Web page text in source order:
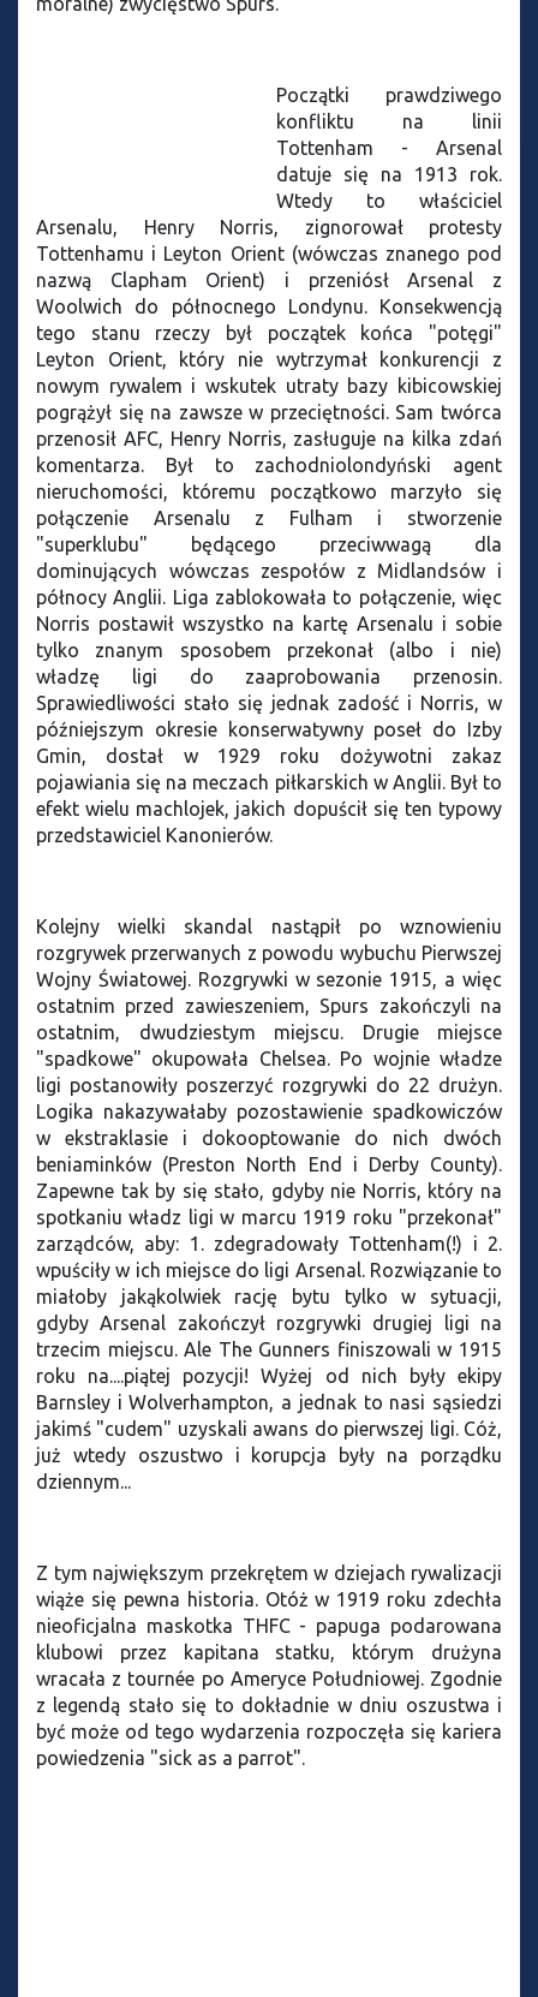
Początki prawdziwego
konfliktu na linii
Tottenham - Arsenal
datuje się na 1913 rok.
Wtedy to właściciel
Arsenalu, Henry Norris, zignorował protesty
Tottenhamu i Leyton Orient (wówczas znanego pod
nazwą Clapham Orient) i przeniósł Arsenal z
Woolwich do północnego Londynu. Konsekwencją
tego stanu rzeczy był początek końca "potęgi"
Leyton Orient, który nie wytrzymał konkurencji z
nowym rywalem i wskutek utraty bazy kibicowskiej
pogrążył się na zawsze w przeciętności. Sam twórca
przenosił AFC, Henry Norris, zasługuje na kilka zdań
komentarza. Był to zachodniolondyński agent
nieruchomości, któremu początkowo marzyło się
połączenie Arsenalu z Fulham i stworzenie
"superklubu" będącego przeciwwagą dla
dominujących wówczas zespołów z Midlandsów i
północy Anglii. Liga zablokowała to połączenie, więc
Norris postawił wszystko na kartę Arsenalu i sobie
tylko znanym sposobem przekonał (albo i nie)
władzę ligi do zaaprobowania przenosin.
Sprawiedliwości stało się jednak zadość i Norris, w
późniejszym okresie konserwatywny poseł do Izby
Gmin, dostał w 1929 roku dożywotni zakaz
pojawiania się na meczach piłkarskich w Anglii. Był to
efekt wielu machlojek, jakich dopuścił się ten typowy
przedstawiciel Kanonierów.
Kolejny wielki skandal nastąpił po wznowieniu
rozgrywek przerwanych z powodu wybuchu Pierwszej
Wojny Światowej. Rozgrywki w sezonie 1915, a więc
ostatnim przed zawieszeniem, Spurs zakończyli na
ostatnim, dwudziestym miejscu. Drugie miejsce
"spadkowe" okupowała Chelsea. Po wojnie władze
ligi postanowiły poszerzyć rozgrywki do 22 drużyn.
Logika nakazywałaby pozostawienie spadkowiczów
w ekstraklasie i dokooptowanie do nich dwóch
beniaminków (Preston North End i Derby County).
Zapewne tak by się stało, gdyby nie Norris, który na
spotkaniu władz ligi w marcu 1919 roku "przekonał"
zarządców, aby: 1. zdegradowały Tottenham(!) i 2.
wpuściły w ich miejsce do ligi Arsenal. Rozwiązanie to
miałoby jakąkolwiek rację bytu tylko w sytuacji,
gdyby Arsenal zakończył rozgrywki drugiej ligi na
trzecim miejscu. Ale The Gunners finiszowali w 1915
roku na....piątej pozycji! Wyżej od nich były ekipy
Barnsley i Wolverhampton, a jednak to nasi sąsiedzi
jakimś "cudem" uzyskali awans do pierwszej ligi. Cóż,
już wtedy oszustwo i korupcja były na porządku
dziennym...
Z tym największym przekrętem w dziejach rywalizacji
wiąże się pewna historia. Otóż w 1919 roku zdechła
nieoficjalna maskotka THFC - papuga podarowana
klubowi przez kapitana statku, którym drużyna
wracała z tournée po Ameryce Południowej. Zgodnie
z legendą stało się to dokładnie w dniu oszustwa i
być może od tego wydarzenia rozpoczęła się kariera
powiedzenia "sick as a parrot".